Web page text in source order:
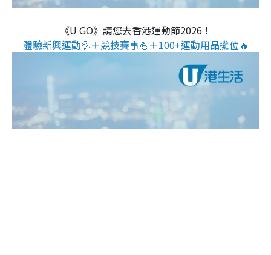
《U GO》請您去香港運動節2026！
體驗新興運動💦＋競技賽事💪＋100+運動用品攤位🔥